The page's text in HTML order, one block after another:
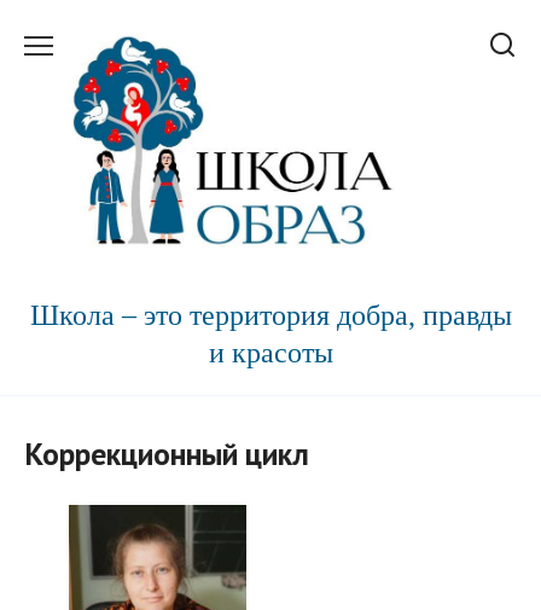
содержанию
Школа – это территория добра, правды
и красоты
Коррекционный цикл